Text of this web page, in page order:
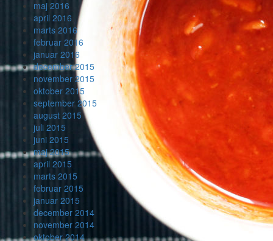
maj 2016
april 2016
marts 2016
februar 2016
januar 2016
december 2015
november 2015
oktober 2015
september 2015
august 2015
juli 2015
juni 2015
maj 2015
april 2015
marts 2015
februar 2015
januar 2015
december 2014
november 2014
oktober 2014